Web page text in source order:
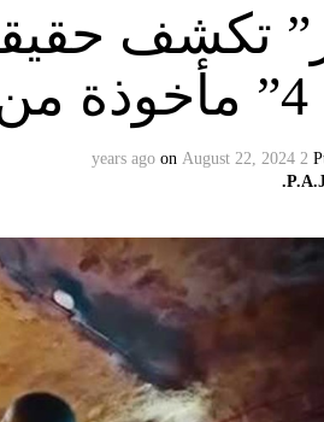
تكشف
2 years ago
on August 22, 2024